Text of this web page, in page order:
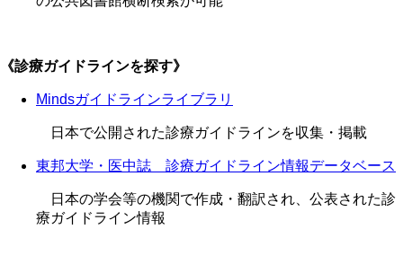
《診療ガイドラインを探す》
Mindsガイドラインライブラリ
日本で公開された診療ガイドラインを収集・掲載
東邦大学・医中誌 診療ガイドライン情報データベース
日本の学会等の機関で作成・翻訳され、公表された診
療ガイドライン情報